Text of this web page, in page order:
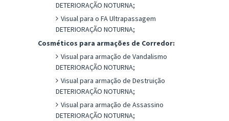
DETERIORAÇÃO NOTURNA;
Visual para o FA Ultrapassagem
DETERIORAÇÃO NOTURNA;
Cosméticos para armações de Corredor:
Visual para armação de Vandalismo
DETERIORAÇÃO NOTURNA;
Visual para armação de Destruição
DETERIORAÇÃO NOTURNA;
Visual para armação de Assassino
DETERIORAÇÃO NOTURNA;